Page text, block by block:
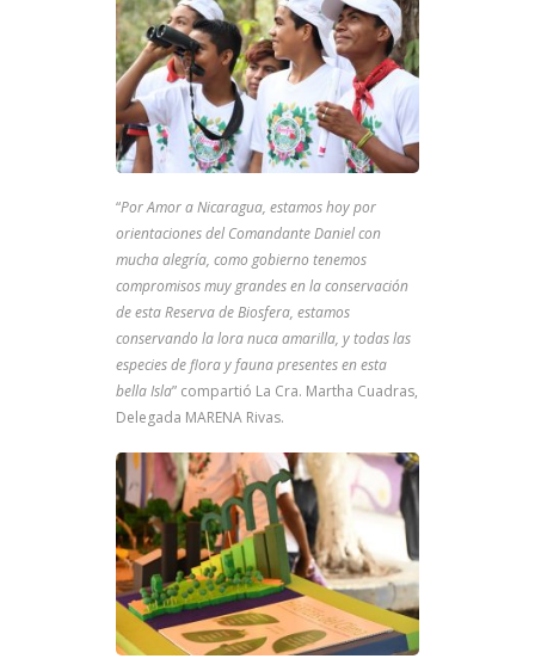
“Por Amor a Nicaragua, estamos hoy por
orientaciones del Comandante Daniel con
mucha alegría, como gobierno tenemos
compromisos muy grandes en la conservación
de esta Reserva de Biosfera, estamos
conservando la lora nuca amarilla, y todas las
especies de flora y fauna presentes en esta
bella Isla” compartió La Cra. Martha Cuadras,
Delegada MARENA Rivas.